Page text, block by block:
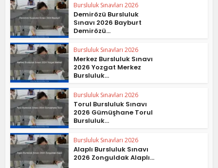
Bursluluk Sınavları 2026
Demirözü Bursluluk
Sınavı 2026 Bayburt
Demirözü...
Bursluluk Sınavları 2026
Merkez Bursluluk Sınavı
2026 Yozgat Merkez
Bursluluk...
Bursluluk Sınavları 2026
Torul Bursluluk Sınavı
2026 Gümüşhane Torul
Bursluluk...
Bursluluk Sınavları 2026
Alaplı Bursluluk Sınavı
2026 Zonguldak Alaplı...